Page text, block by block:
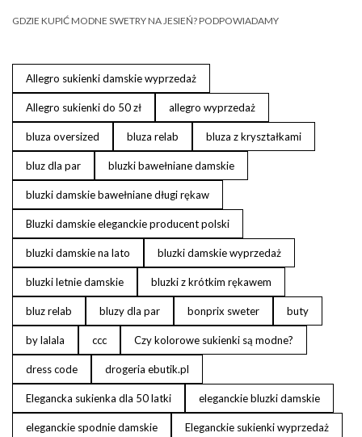
GDZIE KUPIĆ MODNE SWETRY NA JESIEŃ? PODPOWIADAMY
Allegro sukienki damskie wyprzedaż
Allegro sukienki do 50 zł allegro wyprzedaż
bluza oversized bluza relab bluza z kryształkami
bluz dla par bluzki bawełniane damskie
bluzki damskie bawełniane długi rękaw
Bluzki damskie eleganckie producent polski
bluzki damskie na lato bluzki damskie wyprzedaż
bluzki letnie damskie bluzki z krótkim rękawem
bluz relab bluzy dla par bonprix sweter buty
by lalala ccc Czy kolorowe sukienki są modne?
dress code drogeria ebutik.pl
Elegancka sukienka dla 50 latki eleganckie bluzki damskie
eleganckie spodnie damskie Eleganckie sukienki wyprzedaż